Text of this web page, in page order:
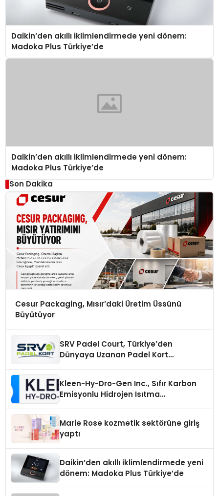
Daikin’den akıllı iklimlendirmede yeni dönem:
Madoka Plus Türkiye’de
Daikin’den akıllı iklimlendirmede yeni dönem:
Madoka Plus Türkiye’de
Son Dakika
Cesur Packaging, Mısır’daki Üretim Üssünü
Büyütüyor
SRV Padel Court, Türkiye’den
Dünyaya Uzanan Padel Kort
Kleen-Hy-Dro-Gen Inc., Sıfır Karbon
Emisyonlu Hidrojen Isıtma
Marie Rose kozmetik sektörüne giriş
yaptı
Daikin’den akıllı iklimlendirmede yeni
dönem: Madoka Plus Türkiye’de